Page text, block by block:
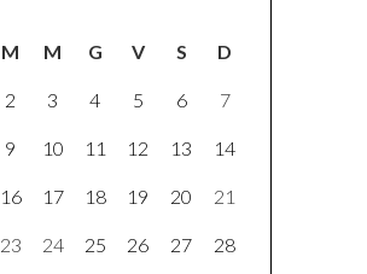
M M G V S D
2 3 4 5 6 7
9 10 11 12 13 14
16 17 18 19 20 21
23 24 25 26 27 28